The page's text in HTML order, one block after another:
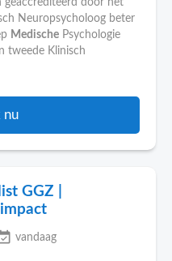
geaccrediteerd door het
Neuropsycholoog beter
Medische Psychologie
tweede Klinisch
nu
GGZ |
vandaag